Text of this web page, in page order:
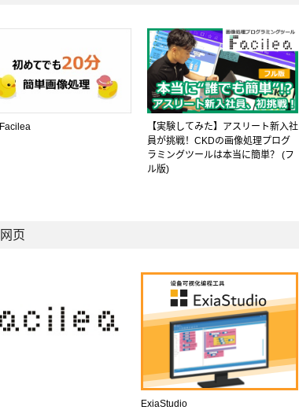
【実験してみた】アスリート新入社
員が挑戦！CKDの画像処理プログ
ラミングツールは本当に簡単？ (フ
ル版)
页
ExiaStudio